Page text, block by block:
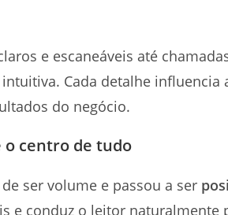
e escaneáveis até
Cada detalhe influencia
do negócio.
o centro de tudo
ser volume e passou a ser
e conduz o leitor naturalmente